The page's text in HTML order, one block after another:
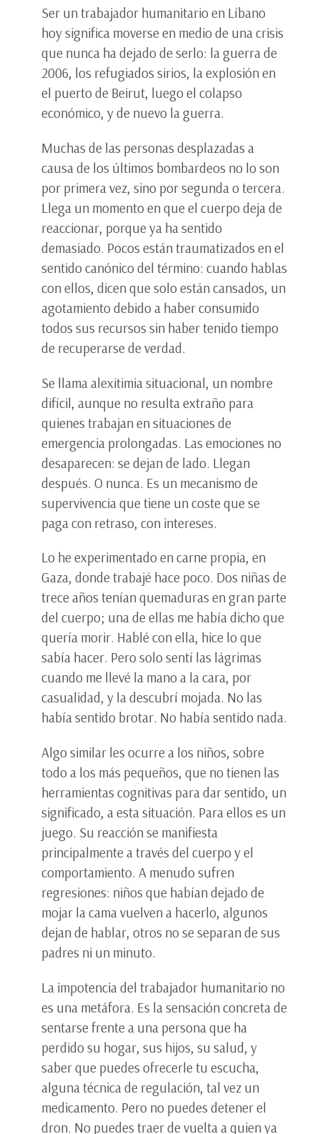
Ser un trabajador humanitario en Líbano
hoy significa moverse en medio de una crisis
que nunca ha dejado de serlo: la guerra de
2006, los refugiados sirios, la explosión en
el puerto de Beirut, luego el colapso
económico, y de nuevo la guerra.
Muchas de las personas desplazadas a
causa de los últimos bombardeos no lo son
por primera vez, sino por segunda o tercera.
Llega un momento en que el cuerpo deja de
reaccionar, porque ya ha sentido
demasiado. Pocos están traumatizados en el
sentido canónico del término: cuando hablas
con ellos, dicen que solo están cansados, un
agotamiento debido a haber consumido
todos sus recursos sin haber tenido tiempo
de recuperarse de verdad.
Se llama alexitimia situacional, un nombre
difícil, aunque no resulta extraño para
quienes trabajan en situaciones de
emergencia prolongadas. Las emociones no
desaparecen: se dejan de lado. Llegan
después. O nunca. Es un mecanismo de
supervivencia que tiene un coste que se
paga con retraso, con intereses.
Lo he experimentado en carne propia, en
Gaza, donde trabajé hace poco. Dos niñas de
trece años tenían quemaduras en gran parte
del cuerpo; una de ellas me había dicho que
quería morir. Hablé con ella, hice lo que
sabía hacer. Pero solo sentí las lágrimas
cuando me llevé la mano a la cara, por
casualidad, y la descubrí mojada. No las
había sentido brotar. No había sentido nada.
Algo similar les ocurre a los niños, sobre
todo a los más pequeños, que no tienen las
herramientas cognitivas para dar sentido, un
significado, a esta situación. Para ellos es un
juego. Su reacción se manifiesta
principalmente a través del cuerpo y el
comportamiento. A menudo sufren
regresiones: niños que habían dejado de
mojar la cama vuelven a hacerlo, algunos
dejan de hablar, otros no se separan de sus
padres ni un minuto.
La impotencia del trabajador humanitario no
es una metáfora. Es la sensación concreta de
sentarse frente a una persona que ha
perdido su hogar, sus hijos, su salud, y
saber que puedes ofrecerle tu escucha,
alguna técnica de regulación, tal vez un
medicamento. Pero no puedes detener el
dron. No puedes traer de vuelta a quien ya